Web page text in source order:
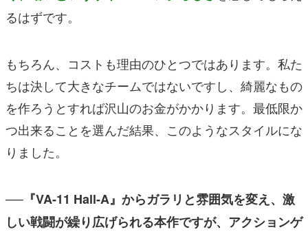
るはずです。
もちろん、コストも理由のひとつではあります。私た
ちは決して大きなチームではないですし、綺麗なもの
を作ろうとすれば沢山のお金がかかります。最低限か
つ出来ることを選んだ結果、このようなスタイルにな
りました。
──『VA-11 Hall-A』からガラリと雰囲気を変え、激
しい戦闘が繰り広げられる本作ですが、アクションゲ